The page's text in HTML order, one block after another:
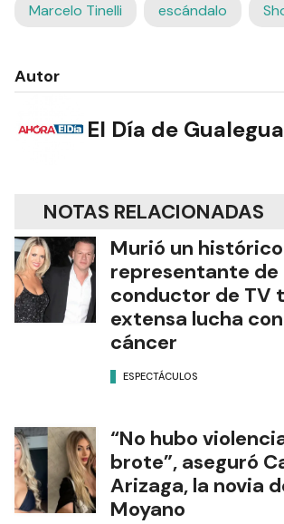
Marcelo Tinelli escándalo
Autor
El Día de
NOTAS RELACIONADAS
Murió un histórico
representante de
conductor de TV
extensa lucha
cáncer
ESPECTÁCULOS
“No hubo
brote”, aseguró
Arizaga, la novia
Moyano